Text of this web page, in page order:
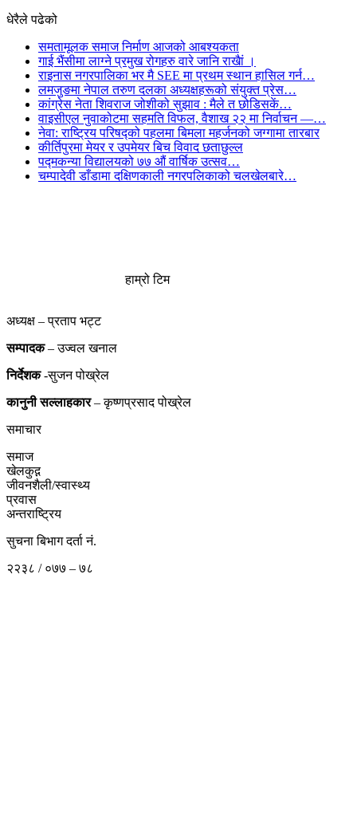
धेरैले पढेको
समतामूलक समाज निर्माण आजको आबश्यकता
गाई भैंसीमा लाग्ने प्रमुख रोगहरु वारे जानि राखैां ।
राइनास नगरपालिका भर मै SEE मा प्रथम स्थान हासिल गर्न…
लमजुङमा नेपाल तरुण दलका अध्यक्षहरूको संयुक्त प्रेस…
कांग्रेस नेता शिवराज जोशीको सुझाव : मैले त छोडिसकें…
वाइसीएल नुवाकोटमा सहमति विफल, वैशाख २२ मा निर्वाचन —…
नेवा: राष्ट्रिय परिषद्को पहलमा बिमला महर्जनको जग्गामा तारबार
कीर्तिपुरमा मेयर र उपमेयर बिच विवाद छताछुल्ल
पद्मकन्या विद्यालयको ७७ औं ‌‌वार्षिक ‌उत्सव…
चम्पादेवी डाँडामा दक्षिणकाली नगरपलिकाको चलखेलबारे…
हाम्रो टिम
अध्यक्ष – प्रताप भट्ट
सम्पादक– उज्वल खनाल
निर्देशक-सुजन पोख्रेल
कानुनी सल्लाहकार– कृष्णप्रसाद पोख्रेल
समाचार
समाज
खेलकुद़़
जीवनशैली/स्वास्थ्य
प्रवास
अन्तराष्ट्रिय
सुचना बिभाग दर्ता नं.
२२३८ / ०७७ – ७८